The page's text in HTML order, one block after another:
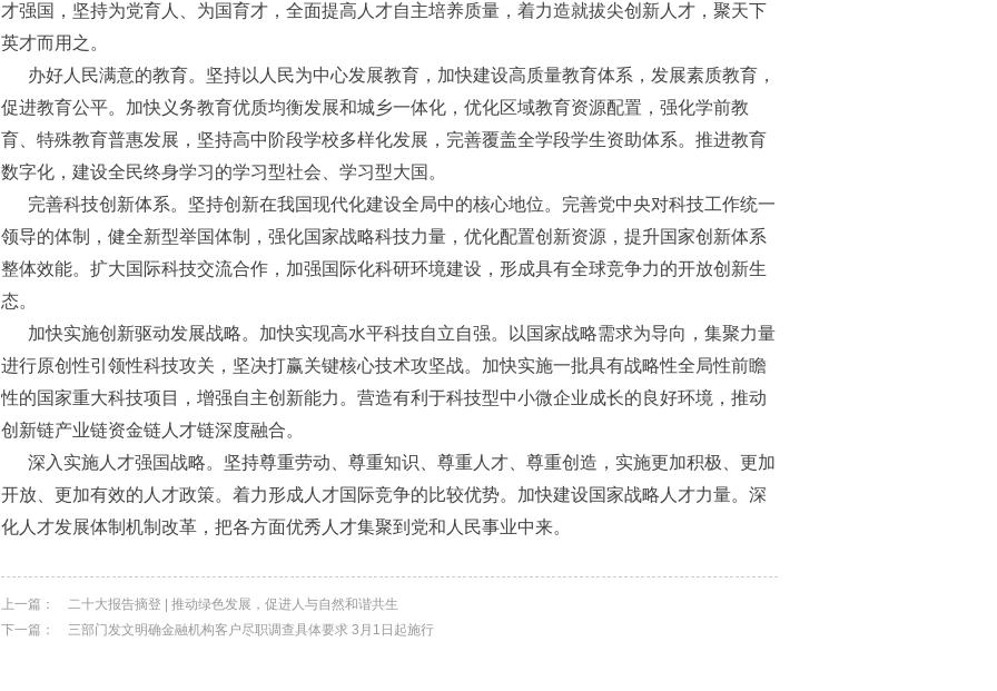
才强国，坚持为党育人、为国育才，全面提高人才自主培养质量，着力造就拔尖创新人才，聚天下
英才而用之。
办好人民满意的教育。坚持以人民为中心发展教育，加快建设高质量教育体系，发展素质教育，
促进教育公平。加快义务教育优质均衡发展和城乡一体化，优化区域教育资源配置，强化学前教
育、特殊教育普惠发展，坚持高中阶段学校多样化发展，完善覆盖全学段学生资助体系。推进教育
数字化，建设全民终身学习的学习型社会、学习型大国。
完善科技创新体系。坚持创新在我国现代化建设全局中的核心地位。完善党中央对科技工作统一
领导的体制，健全新型举国体制，强化国家战略科技力量，优化配置创新资源，提升国家创新体系
整体效能。扩大国际科技交流合作，加强国际化科研环境建设，形成具有全球竞争力的开放创新生
态。
加快实施创新驱动发展战略。加快实现高水平科技自立自强。以国家战略需求为导向，集聚力量
进行原创性引领性科技攻关，坚决打赢关键核心技术攻坚战。加快实施一批具有战略性全局性前瞻
性的国家重大科技项目，增强自主创新能力。营造有利于科技型中小微企业成长的良好环境，推动
创新链产业链资金链人才链深度融合。
深入实施人才强国战略。坚持尊重劳动、尊重知识、尊重人才、尊重创造，实施更加积极、更加
开放、更加有效的人才政策。着力形成人才国际竞争的比较优势。加快建设国家战略人才力量。深
化人才发展体制机制改革，把各方面优秀人才集聚到党和人民事业中来。
上一篇：
二十大报告摘登 | 推动绿色发展，促进人与自然和谐共生
下一篇：
三部门发文明确金融机构客户尽职调查具体要求 3月1日起施行